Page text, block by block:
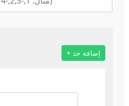
+ إضافة حد